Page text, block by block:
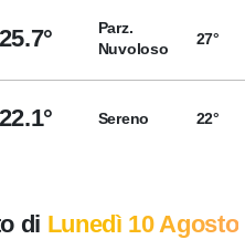
25.7°
Parz.
Nuvoloso
27°
22.1° Sereno 22°
di Lunedì 10 Agosto